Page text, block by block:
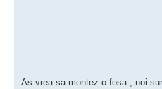
As vrea sa montez o fosa , noi